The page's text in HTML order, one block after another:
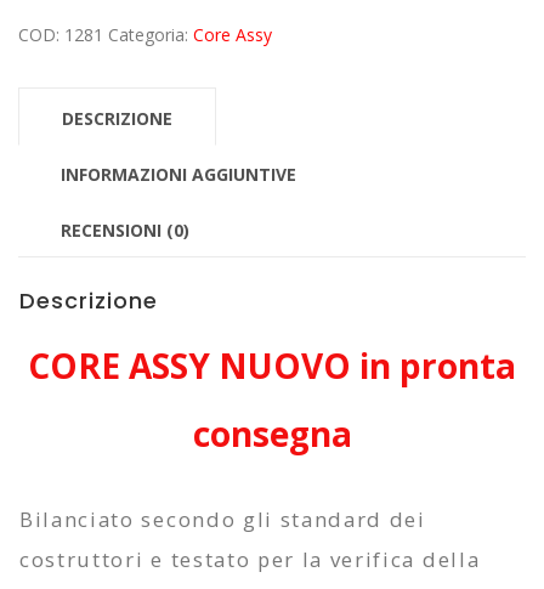
per
COD: 1281 Categoria: Core Assy
DESCRIZIONE
INFORMAZIONI AGGIUNTIVE
RECENSIONI (0)
Descrizione
CORE ASSY NUOVO in pronta
consegna
Bilanciato secondo gli standard dei
costruttori e testato per la verifica della